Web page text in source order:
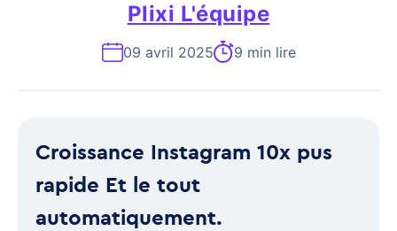
Plixi L'équipe
09 avril 2025 9 min lire
Croissance Instagram 10x pus
rapide Et le tout
automatiquement.